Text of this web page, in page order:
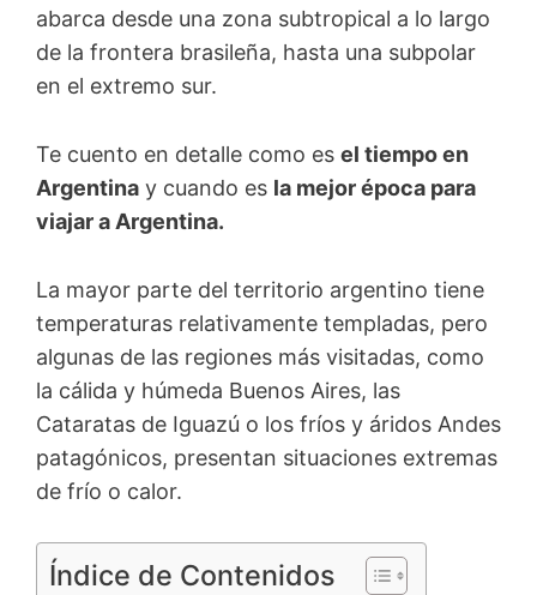
abarca desde una zona subtropical a lo largo
de la frontera brasileña, hasta una subpolar
en el extremo sur.
Te cuento en detalle como es el tiempo en
Argentina y cuando es la mejor época para
viajar a Argentina.
La mayor parte del territorio argentino tiene
temperaturas relativamente templadas, pero
algunas de las regiones más visitadas, como
la cálida y húmeda Buenos Aires, las
Cataratas de Iguazú o los fríos y áridos Andes
patagónicos, presentan situaciones extremas
de frío o calor.
Índice de Contenidos